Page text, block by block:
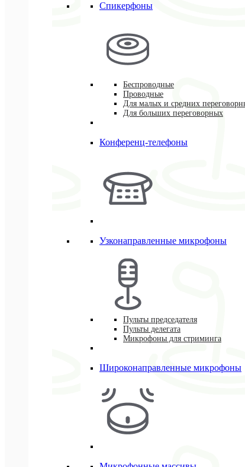
Спикерфоны
Беспроводные
Проводные
Для малых и средних
Для больших переговорных
Конференц-телефоны
Узконаправленные микрофоны
Пульты председателя
Пульты делегата
Микрофоны для стриминга
Широконаправленные микрофоны